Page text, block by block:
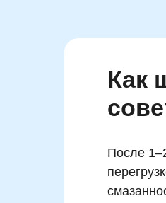
Как
После